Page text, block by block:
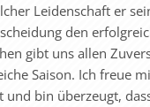
Leidenschaft er
den
gibt uns allen
Saison. Ich freue
und bin überzeugt,